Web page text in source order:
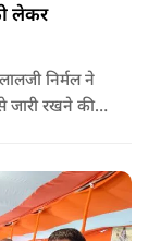
लेकर
निर्मल ने
जारी रखने की